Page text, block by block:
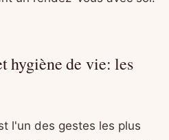
hygiène de vie: les
l'un des gestes les plus